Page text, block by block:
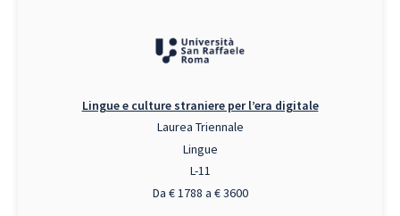
Lingue e culture straniere per l’era digitale
Laurea Triennale
Lingue
L-11
Da € 1788 a € 3600